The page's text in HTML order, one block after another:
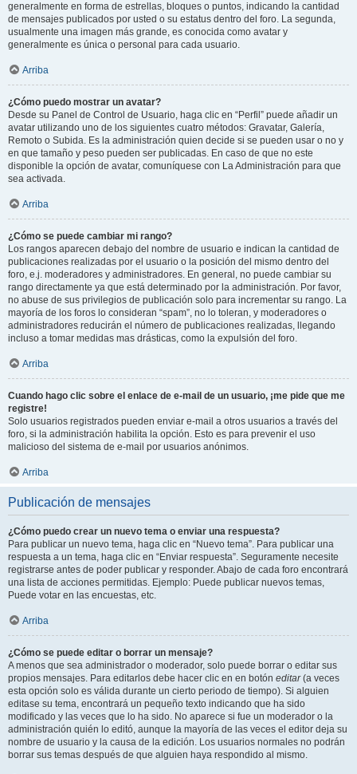
generalmente en forma de estrellas, bloques o puntos, indicando la cantidad
de mensajes publicados por usted o su estatus dentro del foro. La segunda,
usualmente una imagen más grande, es conocida como avatar y
generalmente es única o personal para cada usuario.
Arriba
¿Cómo puedo mostrar un avatar?
Desde su Panel de Control de Usuario, haga clic en “Perfil” puede añadir un
avatar utilizando uno de los siguientes cuatro métodos: Gravatar, Galería,
Remoto o Subida. Es la administración quien decide si se pueden usar o no y
en que tamaño y peso pueden ser publicadas. En caso de que no este
disponible la opción de avatar, comuníquese con La Administración para que
sea activada.
Arriba
¿Cómo se puede cambiar mi rango?
Los rangos aparecen debajo del nombre de usuario e indican la cantidad de
publicaciones realizadas por el usuario o la posición del mismo dentro del
foro, e.j. moderadores y administradores. En general, no puede cambiar su
rango directamente ya que está determinado por la administración. Por favor,
no abuse de sus privilegios de publicación solo para incrementar su rango. La
mayoría de los foros lo consideran “spam”, no lo toleran, y moderadores o
administradores reducirán el número de publicaciones realizadas, llegando
incluso a tomar medidas mas drásticas, como la expulsión del foro.
Arriba
Cuando hago clic sobre el enlace de e-mail de un usuario, ¡me pide que me
registre!
Solo usuarios registrados pueden enviar e-mail a otros usuarios a través del
foro, si la administración habilita la opción. Esto es para prevenir el uso
malicioso del sistema de e-mail por usuarios anónimos.
Arriba
Publicación de mensajes
¿Cómo puedo crear un nuevo tema o enviar una respuesta?
Para publicar un nuevo tema, haga clic en “Nuevo tema”. Para publicar una
respuesta a un tema, haga clic en “Enviar respuesta”. Seguramente necesite
registrarse antes de poder publicar y responder. Abajo de cada foro encontrará
una lista de acciones permitidas. Ejemplo: Puede publicar nuevos temas,
Puede votar en las encuestas, etc.
Arriba
¿Cómo se puede editar o borrar un mensaje?
A menos que sea administrador o moderador, solo puede borrar o editar sus
propios mensajes. Para editarlos debe hacer clic en en botón editar(a veces
esta opción solo es válida durante un cierto periodo de tiempo). Si alguien
editase su tema, encontrará un pequeño texto indicando que ha sido
modificado y las veces que lo ha sido. No aparece si fue un moderador o la
administración quién lo editó, aunque la mayoría de las veces el editor deja su
nombre de usuario y la causa de la edición. Los usuarios normales no podrán
borrar sus temas después de que alguien haya respondido al mismo.